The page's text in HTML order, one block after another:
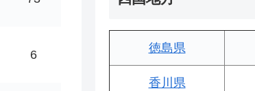
6
徳島県
香川県